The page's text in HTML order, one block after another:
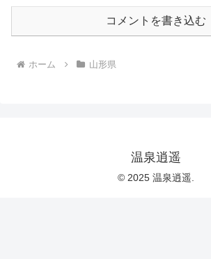
コメントを書き込む
ホーム 山形県
温泉逍遥
© 2025 温泉逍遥.